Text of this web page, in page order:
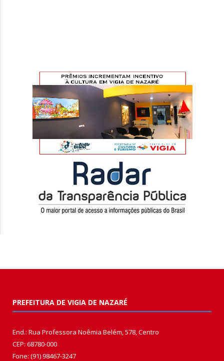
PREFEITURA DE VIGIA DE NAZARÉ
End.: Rua Professora Noêmia Belém, 578, Centro
CEP: 68780-000
Fone: (91) 98467-3247